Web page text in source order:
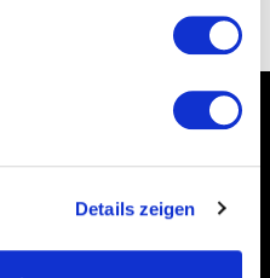
Details zeigen